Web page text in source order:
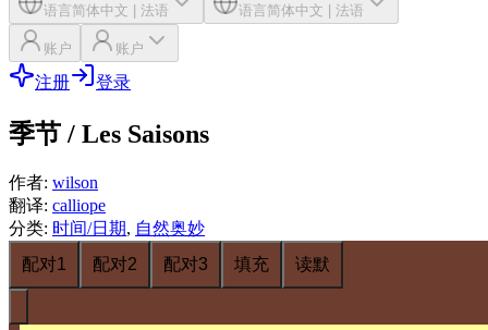
语言简体中文 | 法语 语言简体中文 | 法语
账户 账户
注册 登录
季节 / Les Saisons
作者: wilson
翻译: calliope
分类: 时间/日期, 自然奥妙
配对1
配对2 配对3 填充 读默